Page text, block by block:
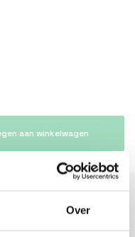
Over
aan winkelwagen